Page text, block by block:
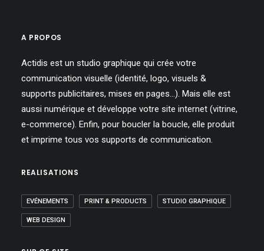
A PROPOS
Actidis est un studio graphique qui crée votre
communication visuelle (identité, logo, visuels &
supports publicitaires, mises en pages…). Mais elle est
aussi numérique et développe votre site internet (vitrine,
e-commerce). Enfin, pour boucler la boucle, elle produit
et imprime tous vos supports de communication.
REALISATIONS
EVÉNEMENTS PRINT & PRODUCTS STUDIO GRAPHIQUE
WEB DESIGN